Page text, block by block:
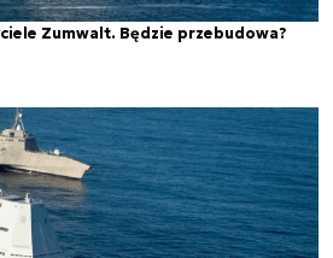
Zumwalt. Będzie przebudowa?